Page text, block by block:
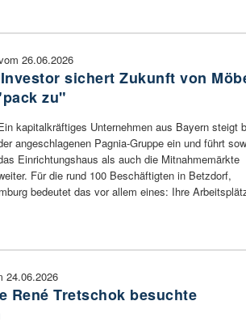
26.06.2026
sichert Zukunft von
zu"
kapitalkräftiges Unternehmen aus Bayern steigt
angeschlagenen Pagnia-Gruppe ein und führt
Einrichtungshaus als auch die Mitnahmemärkte
Für die rund 100 Beschäftigten in Betzdorf,
bedeutet das vor allem eines: Ihre
24.06.2026
René Tretschok besuchte